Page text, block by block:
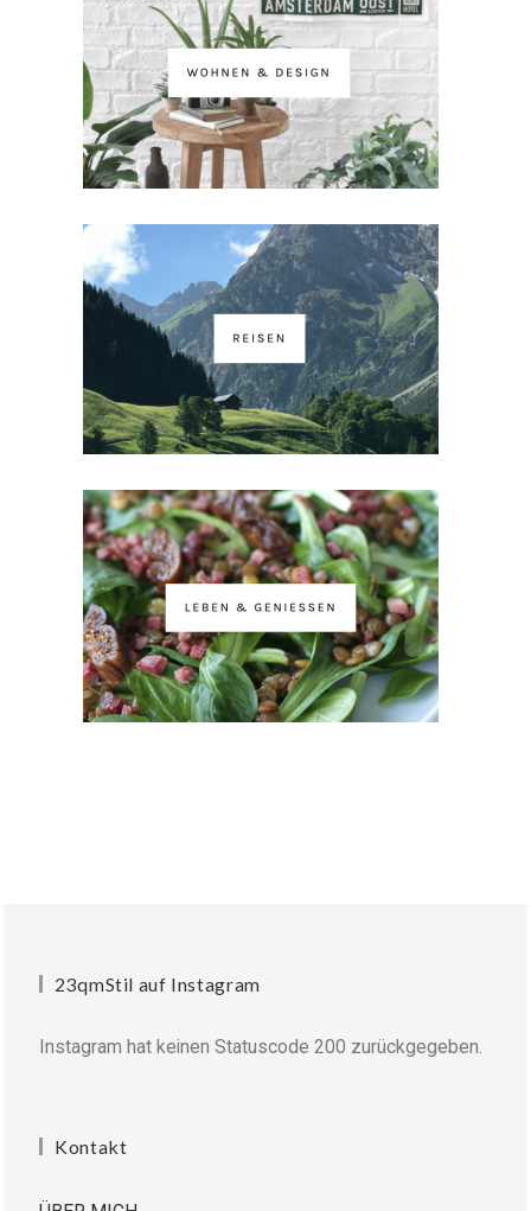
23qmStil auf Instagram
Instagram hat keinen Statuscode 200 zurückgegeben.
Kontakt